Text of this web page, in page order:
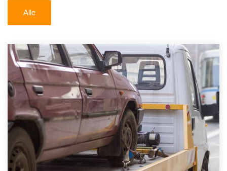
U kunt er ook voor kiezen om direct uw sloopauto te
verkopen en op te laten halen door de Sloopauto
Ophaaldienst van Autosloperijen.nl. Wij kunnen uw
auto gratis ophalen in Katlijk. Neem telefonisch
contact op of maak een terugbelafspraak. Wilt u
direct een tweedehands auto onderdelen offerte
aanvragen? Dat kan via de Onderdelenlijn! Vul uw
kenteken in en druk op verzenden.
Wij kunnen u helpen met de inkoop van auto's van
Alle